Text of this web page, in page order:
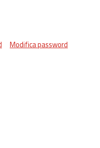
Modifica password